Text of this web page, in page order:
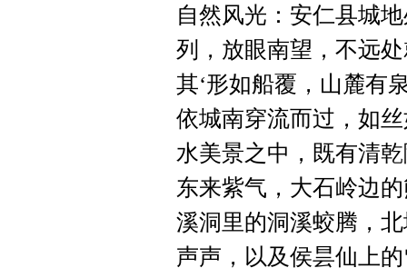
自然风光：安仁县城
列，放眼南望，不远
其‘形如船覆，山麓有
依城南穿流而过，如
水美景之中，既有清
东来紫气，大石岭边
溪洞里的洞溪蛟腾，
声声，以及侯昙仙上